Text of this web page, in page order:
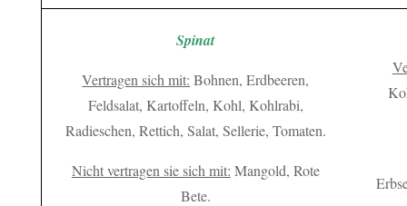
Spinat
Vertragen sich mit: Bohnen, Erdbeeren,
Feldsalat, Kartoffeln, Kohl, Kohlrabi,
Radieschen, Rettich, Salat, Sellerie, Tomaten.
Nicht vertragen sie sich mit: Mangold, Rote
Bete.